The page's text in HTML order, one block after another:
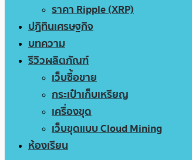
ราคา Ripple (XRP)
ปฏิทินเศรษฐกิจ
บทความ
รีวิวผลิตภัณฑ์
เว็บซื้อขาย
กระเป๋าเก็บเหรียญ
เครื่องขุด
เว็บขุดแบบ Cloud Mining
ห้องเรียน